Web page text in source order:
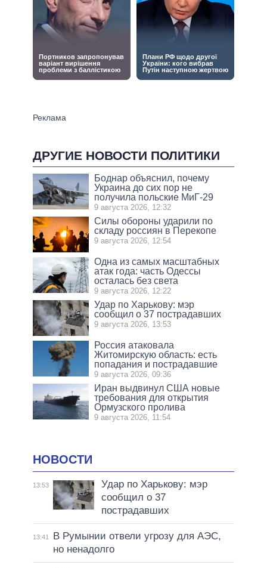
ДРУГИЕ НОВОСТИ ПОЛИТИКИ
Боднар объяснил, почему
Украина до сих пор не
получила польские МиГ-29
9 августа 2026, 12:32
Силы обороны ударили по
складу россиян в Перекопе
9 августа 2026, 12:54
Одна из самых масштабных
атак года: часть Одессы
осталась без света
9 августа 2026, 12:22
Удар по Харькову: мэр
сообщил о 37 пострадавших
9 августа 2026, 13:53
Россия атаковала
Житомирскую область: есть
попадания и пострадавшие
9 августа 2026, 09:36
Иран выдвинул США новые
требования для открытия
Ормузского пролива
9 августа 2026, 11:54
НОВОСТИ
13:53
Удар по Харькову: мэр
сообщил о 37
пострадавших
13:41
В Румынии отвели угрозу для АЭС,
но ненадолго